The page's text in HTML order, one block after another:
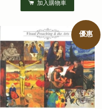
加入購物車
優惠